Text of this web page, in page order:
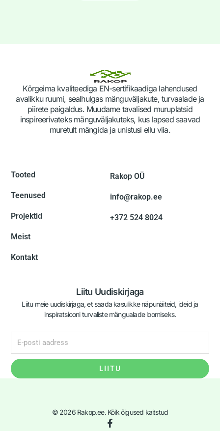
Kõrgeima kvaliteediga EN-sertifikaadiga lahendused
avalikku ruumi, sealhulgas mänguväljakute, turvaalade ja
piirete paigaldus. Muudame tavalised muruplatsid
inspireerivateks mänguväljakuteks, kus lapsed saavad
muretult mängida ja unistusi ellu viia.
Tooted
Teenused
Projektid
Meist
Kontakt
Rakop OÜ
info@rakop.ee
+372 524 8024
Liitu Uudiskirjaga
Liitu meie uudiskirjaga, et saada kasulikke näpunäiteid, ideid ja
inspiratsiooni turvaliste mängualade loomiseks.
LIITU
© 2026 Rakop.ee. Kõik õigused kaitstud
F